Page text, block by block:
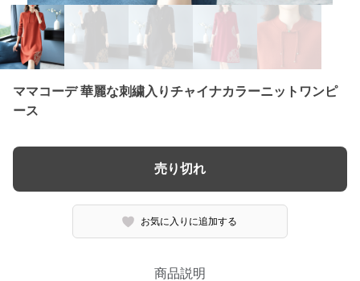
ママコーデ 華麗な刺繍入りチャイナカラーニットワンピ
ース
売り切れ
お気に入りに追加する
商品説明